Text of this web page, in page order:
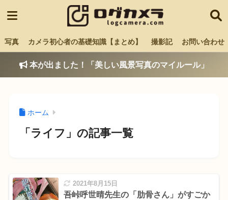
写真 カメラ初心者の基礎知識【まとめ】 撮影記 お問い合わせ
本が出ました！「美しい風景写真のマイルール」
ホーム
「ライフ」の記事一覧
2021年8月15日
吾峠呼世晴先生の「肋骨さん」がすごか